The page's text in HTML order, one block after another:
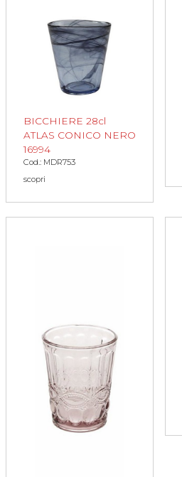
BICCHIERE 28cl
ATLAS CONICO NERO
16994
Cod.: MDR753
scopri